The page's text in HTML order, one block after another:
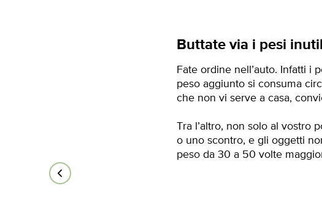
Buttate via i pesi
Fate ordine nell’auto. Infatti i
peso aggiunto si consuma
che non vi serve a casa,
Tra l’altro, non solo al vostro
o uno scontro, e gli oggetti
peso da 30 a 50 volte